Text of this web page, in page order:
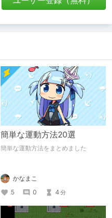
簡単な運動方法20選
簡単な運動方法をまとめました
かなまこ
5
0 4 分